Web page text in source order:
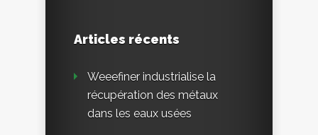
Articles récents
Weeefiner industrialise la
récupération des métaux
dans les eaux usées